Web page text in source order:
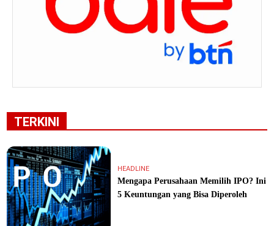
TERKINI
HEADLINE
Mengapa Perusahaan Memilih IPO? Ini
5 Keuntungan yang Bisa Diperoleh